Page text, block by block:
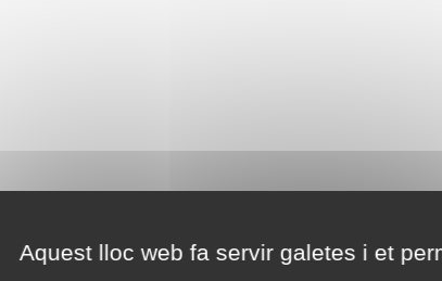
Aquest lloc web fa servir galetes i et